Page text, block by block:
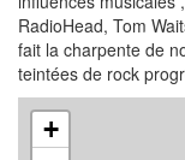
RadioHead, Tom
fait la charpente de
teintées de rock
+